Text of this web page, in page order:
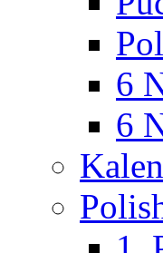
6
6